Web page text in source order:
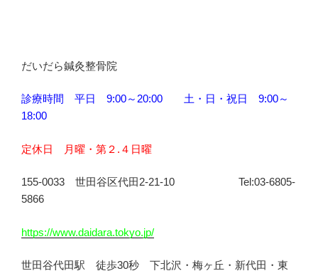
だいだら鍼灸整骨院
診療時間 平日 9:00～20:00 土・日・祝日 9:00～
18:00
定休日 月曜・第２.４日曜
155-0033 世田谷区代田2-21-10 Tel:03-6805-
5866
https://www.daidara.tokyo.jp/
世田谷代田駅 徒歩30秒 下北沢・梅ヶ丘・新代田・東